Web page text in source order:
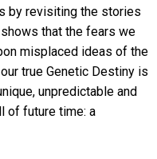
by revisiting the stories
that the fears we
misplaced ideas of the
true Genetic Destiny is
unpredictable and
of future time: a